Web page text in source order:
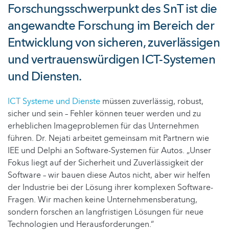
Forschungsschwerpunkt des SnT ist die
angewandte Forschung im Bereich der
Entwicklung von sicheren, zuverlässigen
und vertrauenswürdigen ICT-Systemen
und Diensten.
ICT Systeme und Dienste müssen zuverlässig, robust,
sicher und sein – Fehler können teuer werden und zu
erheblichen Imageproblemen für das Unternehmen
führen. Dr. Nejati arbeitet gemeinsam mit Partnern wie
IEE und Delphi an Software-Systemen für Autos. „Unser
Fokus liegt auf der Sicherheit und Zuverlässigkeit der
Software – wir bauen diese Autos nicht, aber wir helfen
der Industrie bei der Lösung ihrer komplexen Software-
Fragen. Wir machen keine Unternehmensberatung,
sondern forschen an langfristigen Lösungen für neue
Technologien und Herausforderungen.“